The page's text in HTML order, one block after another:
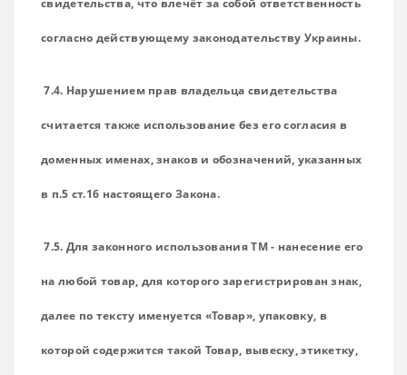
согласно действующему законодательству Украины.
7.4. Нарушением прав владельца свидетельства
считается также использование без его согласия в
доменных именах, знаков и обозначений, указанных
в п.5 ст.16 настоящего Закона.
7.5. Для законного использования ТМ - нанесение его
на любой товар, для которого зарегистрирован знак,
далее по тексту именуется «Товар», упаковку, в
которой содержится такой Товар, вывеску, этикетку,